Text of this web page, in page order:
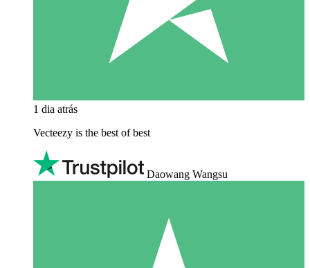
1 dia atrás
Vecteezy is the best of best
Daowang Wangsu